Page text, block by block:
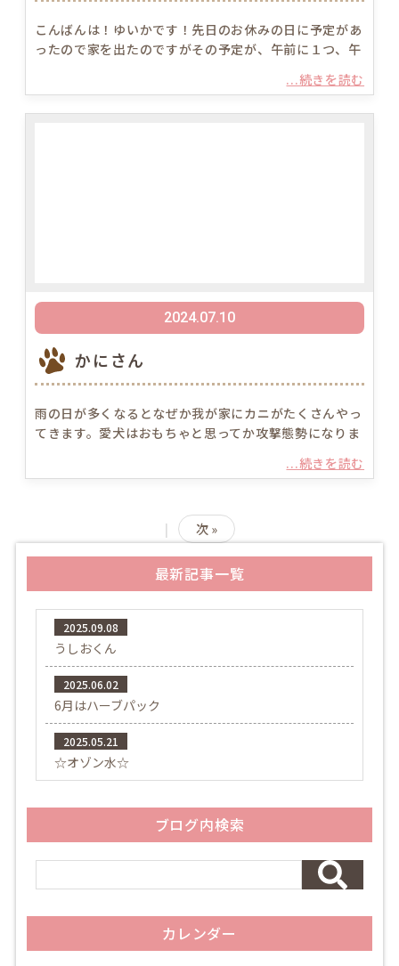
こんばんは！ゆいかです！先日のお休みの日に予定があ
ったので家を出たのですがその予定が、午前に１つ、午
...続きを読む
2024.07.10
かにさん
雨の日が多くなるとなぜか我が家にカニがたくさんやっ
てきます。愛犬はおもちゃと思ってか攻撃態勢になりま
...続きを読む
| 次 »
最新記事一覧
2025.09.08
うしおくん
2025.06.02
6月はハーブパック
2025.05.21
☆オゾン水☆
ブログ内検索
カレンダー